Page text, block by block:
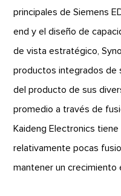
principales de Siemens
end y el diseño de
de vista estratégico,
productos integrados de
del producto de sus
promedio a través de
Kaideng Electronics
relativamente pocas
mantener un crecimiento